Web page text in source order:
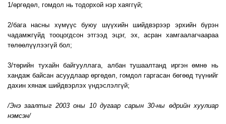
1/өргөдөл, гомдол нь тодорхой нэр хаяггүй;
2/бага насны хүмүүс буюу шүүхийн шийдвэрээр эрхийн бүрэн
чадамжгүйд тооцогдсон этгээд эцэг, эх, асран хамгаалагчаараа
төлөөлүүлээгүй бол;
3/төрийн тухайн байгууллага, албан тушаалтанд иргэн өмнө нь
хандаж байсан асуудлаар өргөдөл, гомдол гаргасан бөгөөд түүнийг
дахин хянаж шийдвэрлэх үндэслэлгүй;
/Энэ заалтыг 2003 оны 10 дугаар сарын 30-ны өдрийн хуулиар
нэмсэн/